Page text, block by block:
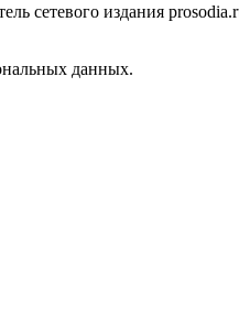
сетевого издания
данных.